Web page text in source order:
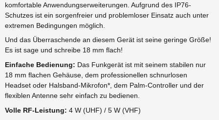
komfortable Anwendungserweiterungen. Aufgrund des IP76-
Schutzes ist ein sorgenfreier und problemloser Einsatz auch unter
extremen Bedingungen möglich.
Und das Überraschende an diesem Gerät ist seine geringe Größe!
Es ist sage und schreibe 18 mm flach!
Einfache Bedienung: Das Funkgerät ist mit seinem stabilen nur
18 mm flachen Gehäuse, dem professionellen schnurlosen
Headset oder Halsband-Mikrofon*, dem Palm-Controller und der
flexiblen Antenne sehr einfach zu bedienen.
Volle RF-Leistung: 4 W (UHF) / 5 W (VHF)